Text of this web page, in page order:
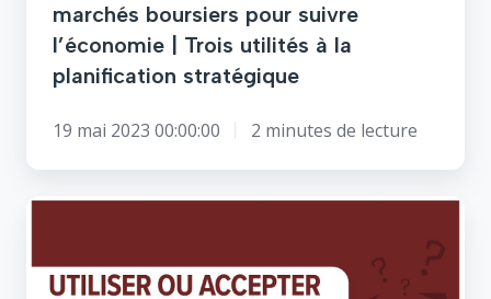
marchés
boursiers
pour
l’économie
utilités
planification
marchés boursiers pour suivre
l’économie | Trois utilités à la
planification stratégique
19 mai 2023 00:00:00 2 minutes de lecture
Attention
la
tentation